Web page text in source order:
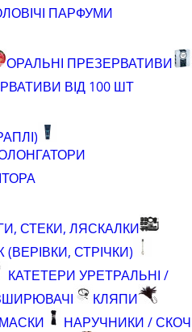
ПАРФУМИ
ОРАЛЬНІ ПРЕЗЕРВАТИВИ
ВІД 100 ШТ
СТЕКИ, ЛЯСКАЛКИ
СТРІЧКИ)
КАТЕТЕРИ УРЕТРАЛЬНІ /
КЛЯПИ
МАСКИ
НАРУЧНИКИ / СКОЧ